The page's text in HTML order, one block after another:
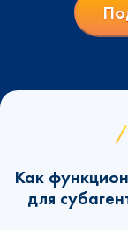
Как
для